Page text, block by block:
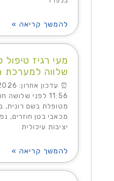
להמשך קריאה »
מעי רגיז
שלווה למערכת
11:56 לפני
מכאבי בטן חוזרים,
יציבות עיכולית
להמשך קריאה »